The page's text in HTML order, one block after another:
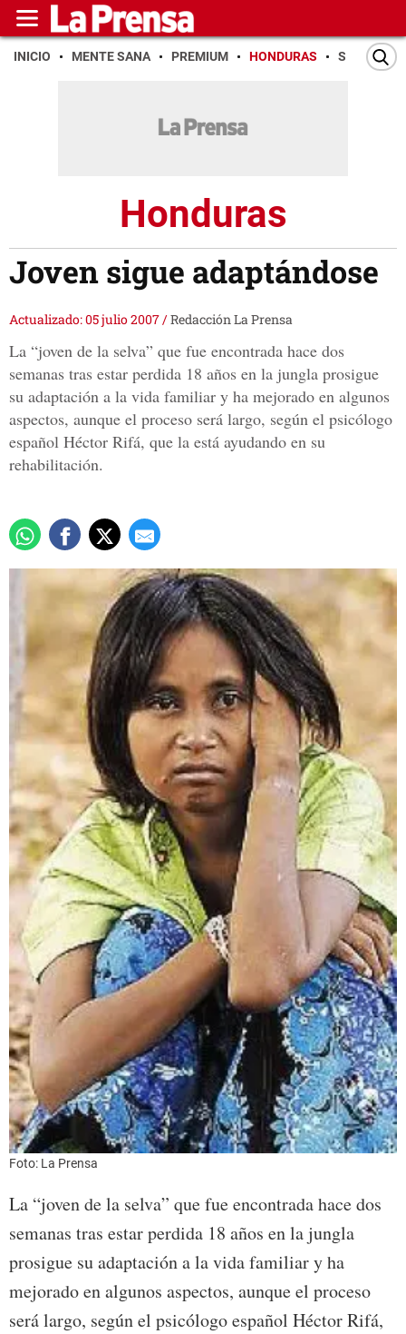
INICIO MENTE SANA PREMIUM HONDURAS SAN PEDRO
Honduras
Joven sigue adaptándose
Actualizado: 05 julio 2007/Redacción La Prensa
La “joven de la selva” que fue encontrada hace dos
semanas tras estar perdida 18 años en la jungla prosigue
su adaptación a la vida familiar y ha mejorado en algunos
aspectos, aunque el proceso será largo, según el psicólogo
español Héctor Rifá, que la está ayudando en su
rehabilitación.
Foto: La Prensa
La “joven de la selva” que fue encontrada hace dos
semanas tras estar perdida 18 años en la jungla
prosigue su adaptación a la vida familiar y ha
mejorado en algunos aspectos, aunque el proceso
será largo, según el psicólogo español Héctor Rifá,